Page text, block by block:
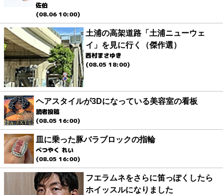
佐伯
(08.06 10:00)
土浦の高架道路「土浦ニューウェ
イ」を見に行く（傑作選）
西村まさゆき
(08.05 18:00)
ヘアスタイルが3Dになっている美容室の看板
読者投稿
(08.05 16:00)
皿に乗った豚バラブロックの指輪
べつやく れい
(08.05 16:00)
フエラムネをさらに笛っぽくしたら
ホイッスルになりました